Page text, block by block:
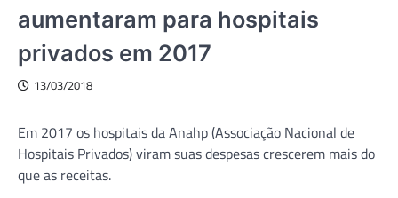
aumentaram para hospitais
privados em 2017
13/03/2018
Em 2017 os hospitais da Anahp (Associação Nacional de
Hospitais Privados) viram suas despesas crescerem mais do
que as receitas.